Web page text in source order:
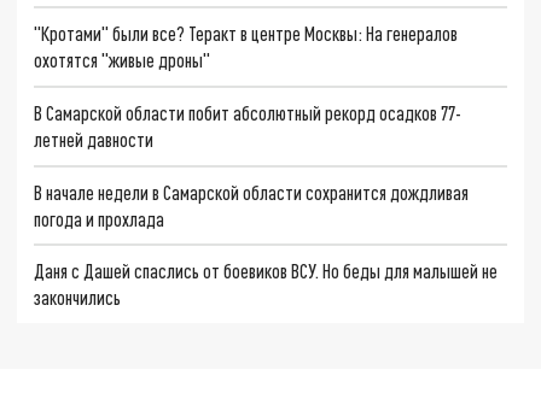
"Кротами" были все? Теракт в центре Москвы: На генералов
охотятся "живые дроны"
В Самарской области побит абсолютный рекорд осадков 77-
летней давности
В начале недели в Самарской области сохранится дождливая
погода и прохлада
Даня с Дашей спаслись от боевиков ВСУ. Но беды для малышей не
закончились